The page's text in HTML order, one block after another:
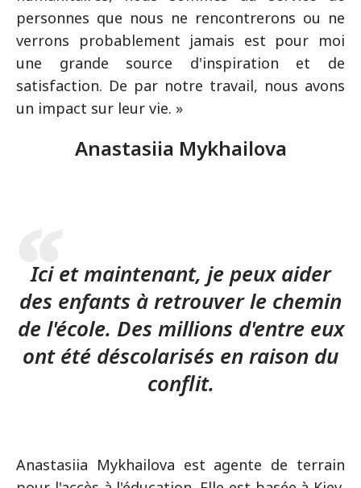
personnes que nous ne rencontrerons ou ne
verrons probablement jamais est pour moi
une grande source d'inspiration et de
satisfaction. De par notre travail, nous avons
un impact sur leur vie. »
Anastasiia Mykhailova
Ici et maintenant, je peux aider
des enfants à retrouver le chemin
de l'école. Des millions d'entre eux
ont été déscolarisés en raison du
conflit.
Anastasiia Mykhailova est agente de terrain